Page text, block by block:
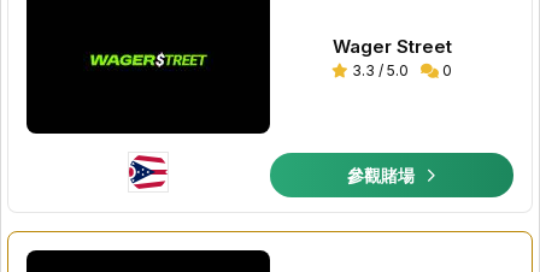
Wager Street
3.3 / 5.0 0
參觀賭場